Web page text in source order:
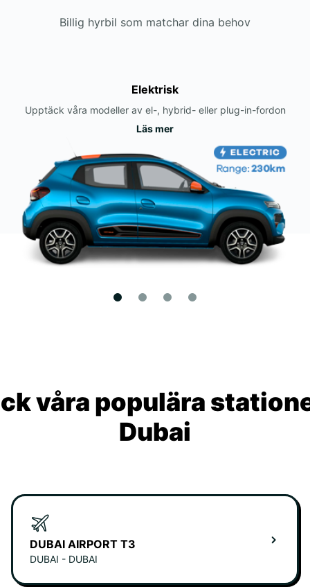
Billig hyrbil som matchar dina behov
Elektrisk
Upptäck våra modeller av el-, hybrid- eller plug-in-fordon
Läs mer
våra populära
Dubai
DUBAI AIRPORT T3
DUBAI - DUBAI